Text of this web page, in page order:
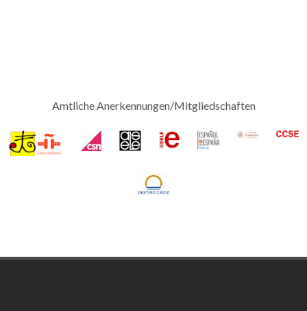
Amtliche Anerkennungen/Mitgliedschaften